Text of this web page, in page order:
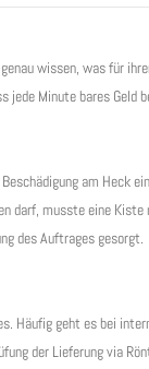
wissen, was für
Minute bares Geld
am Heck
darf, musste eine
des Auftrages gesorgt.
Häufig geht es bei
der Lieferung via